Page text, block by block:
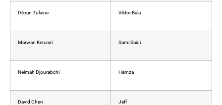
Dikran Tulaine Viktor Bala
Marwan Kenzari Sami Saidi
Neimah Djourabchi Hamza
David Chen Jeff